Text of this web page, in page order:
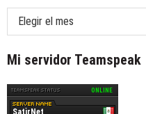
Publicaciones
anteriores
Mi servidor Teamspeak